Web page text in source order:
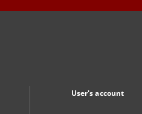
User's account